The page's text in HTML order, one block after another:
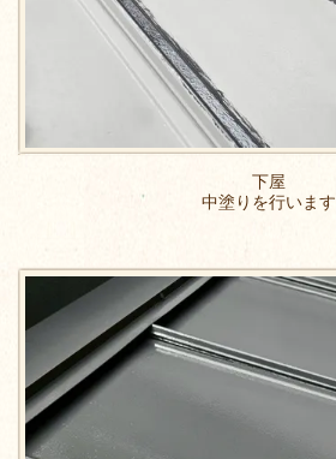
下屋
中塗りを行います